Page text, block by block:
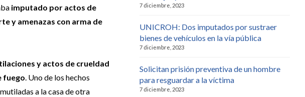
imputado por actos de
y amenazas con arma de
y actos de crueldad
fuego . Uno de los hechos
a la casa de otra
7 diciembre, 2023
UNICROH: Dos imputados por sustraer
bienes de vehículos en la vía pública
7 diciembre, 2023
Solicitan prisión preventiva de un hombre
para resguardar a la víctima
7 diciembre, 2023